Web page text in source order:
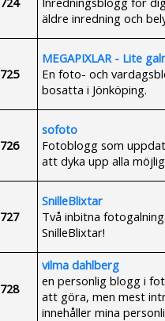
äldre inredning och
725
MEGAPIXLAR - Lite
En foto- och
bosatta i Jönköping.
726
sofoto
Fotoblogg som
att dyka upp alla
727
SnilleBlixtar
Två inbitna
SnilleBlixtar!
728
vilma dahlberg
en personlig blogg i
att göra, men mest
innehåller mina